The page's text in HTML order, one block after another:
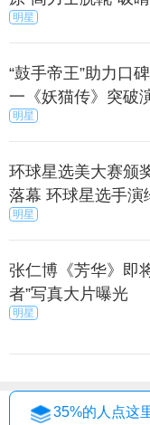
明星
“鼓手帝王”助力口
一《妖猫传》突破
明星
环球星选美大赛颁
落幕 环球星选手演
明星
张仁博《芳华》即
者”写真大片曝光
明星
35%的人点这